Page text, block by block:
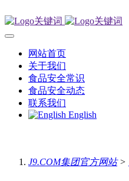
网站首页
关于我们
食品安全常识
食品安全动态
联系我们
English
J9.COM集团官方网站>